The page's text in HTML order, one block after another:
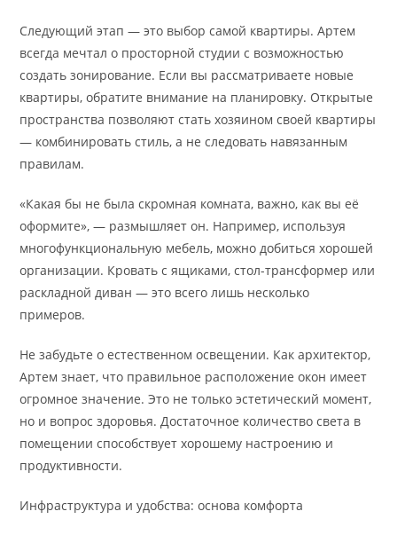
Следующий этап — это выбор самой квартиры. Артем
всегда мечтал о просторной студии с возможностью
создать зонирование. Если вы рассматриваете новые
квартиры, обратите внимание на планировку. Открытые
пространства позволяют стать хозяином своей квартиры
— комбинировать стиль, а не следовать навязанным
правилам.
«Какая бы не была скромная комната, важно, как вы её
оформите», — размышляет он. Например, используя
многофункциональную мебель, можно добиться хорошей
организации. Кровать с ящиками, стол-трансформер или
раскладной диван — это всего лишь несколько
примеров.
Не забудьте о естественном освещении. Как архитектор,
Артем знает, что правильное расположение окон имеет
огромное значение. Это не только эстетический момент,
но и вопрос здоровья. Достаточное количество света в
помещении способствует хорошему настроению и
продуктивности.
Инфраструктура и удобства: основа комфорта